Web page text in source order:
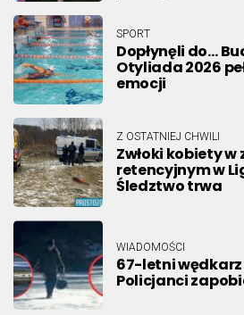
SPORT
Dopłynęli do…
Otyliada 2026
emocji
Z OSTATNIEJ CHWILI
Zwłoki kobiety w
retencyjnym w
Śledztwo trwa
WIADOMOŚCI
67-letni wędkarz
Policjanci